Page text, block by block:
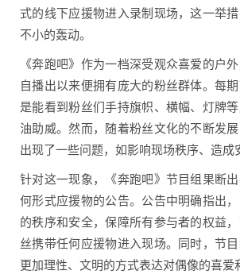
式的线下应援物进入录制现场，这一举
不小的轰动。
《奔跑吧》作为一档深受观众喜爱的户外
自播出以来便拥有庞大的粉丝群体。每
是能看到粉丝们手持旗帜、横幅、灯牌
油助威。然而，随着粉丝文化的不断发
出现了一些问题，如影响现场秩序、造成
针对这一现象，《奔跑吧》节目组果断
何形式应援物的公告。公告中明确指出
的秩序和安全，保障所有参与者的权益
丝携带任何应援物进入现场。同时，节
更加理性、文明的方式表达对偶像的喜爱